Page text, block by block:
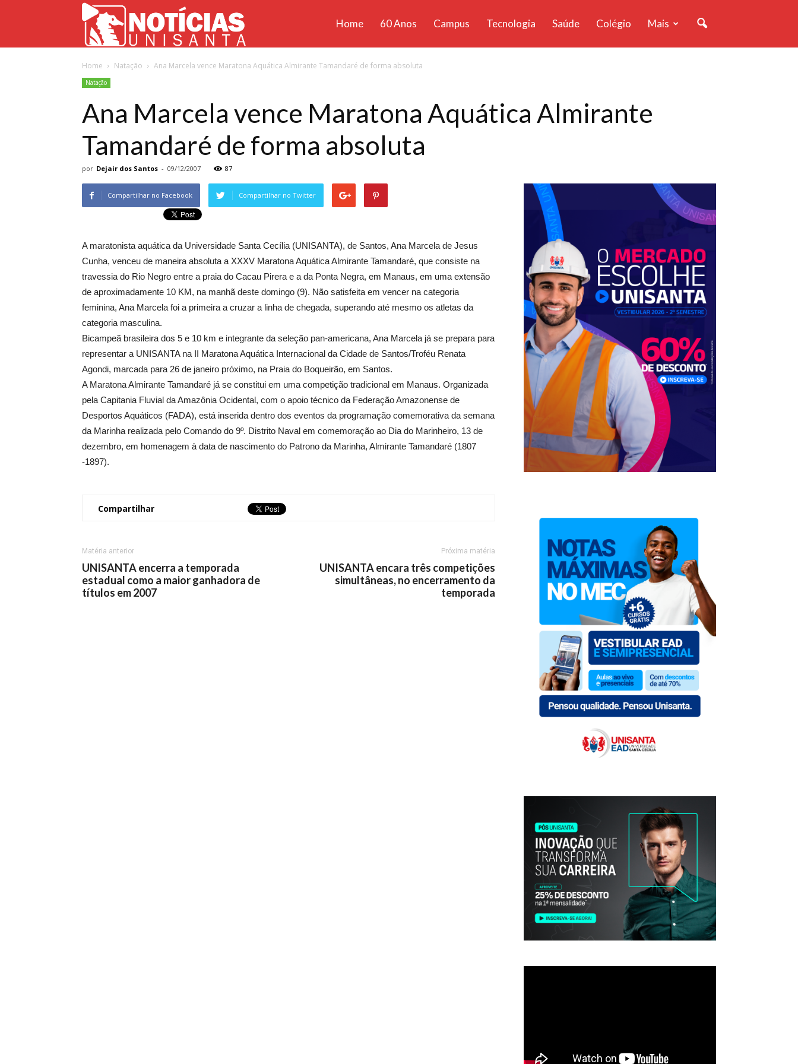
Unisanta
Home 60 Anos Campus Tecnologia Saúde Colégio Mais
Home Natação Ana Marcela vence Maratona Aquática Almirante Tamandaré de forma absoluta
Natação
Ana Marcela vence Maratona Aquática Almirante
Tamandaré de forma absoluta
por Dejair dos Santos - 09/12/2007 87
Compartilhar no Facebook Compartilhar no Twitter
A maratonista aquática da Universidade Santa Cecília (UNISANTA), de Santos, Ana Marcela de Jesus
Cunha, venceu de maneira absoluta a XXXV Maratona Aquática Almirante Tamandaré, que consiste na
travessia do Rio Negro entre a praia do Cacau Pirera e a da Ponta Negra, em Manaus, em uma extensão
de aproximadamente 10 KM, na manhã deste domingo (9). Não satisfeita em vencer na categoria
feminina, Ana Marcela foi a primeira a cruzar a linha de chegada, superando até mesmo os atletas da
categoria masculina.
Bicampeã brasileira dos 5 e 10 km e integrante da seleção pan-americana, Ana Marcela já se prepara para
representar a UNISANTA na II Maratona Aquática Internacional da Cidade de Santos/Troféu Renata
Agondi, marcada para 26 de janeiro próximo, na Praia do Boqueirão, em Santos.
A Maratona Almirante Tamandaré já se constitui em uma competição tradicional em Manaus. Organizada
pela Capitania Fluvial da Amazônia Ocidental, com o apoio técnico da Federação Amazonense de
Desportos Aquáticos (FADA), está inserida dentro dos eventos da programação comemorativa da semana
da Marinha realizada pelo Comando do 9º. Distrito Naval em comemoração ao Dia do Marinheiro, 13 de
dezembro, em homenagem à data de nascimento do Patrono da Marinha, Almirante Tamandaré (1807
-1897).
Compartilhar
Matéria anterior
UNISANTA encerra a temporada
estadual como a maior ganhadora de
títulos em 2007
Próxima matéria
UNISANTA encara três competições
simultâneas, no encerramento da
temporada